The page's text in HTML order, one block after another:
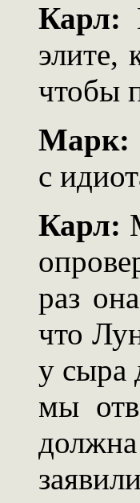
Карл:
элите,
чтобы
Марк:
с
Карл:
раз
что
у сыра
мы